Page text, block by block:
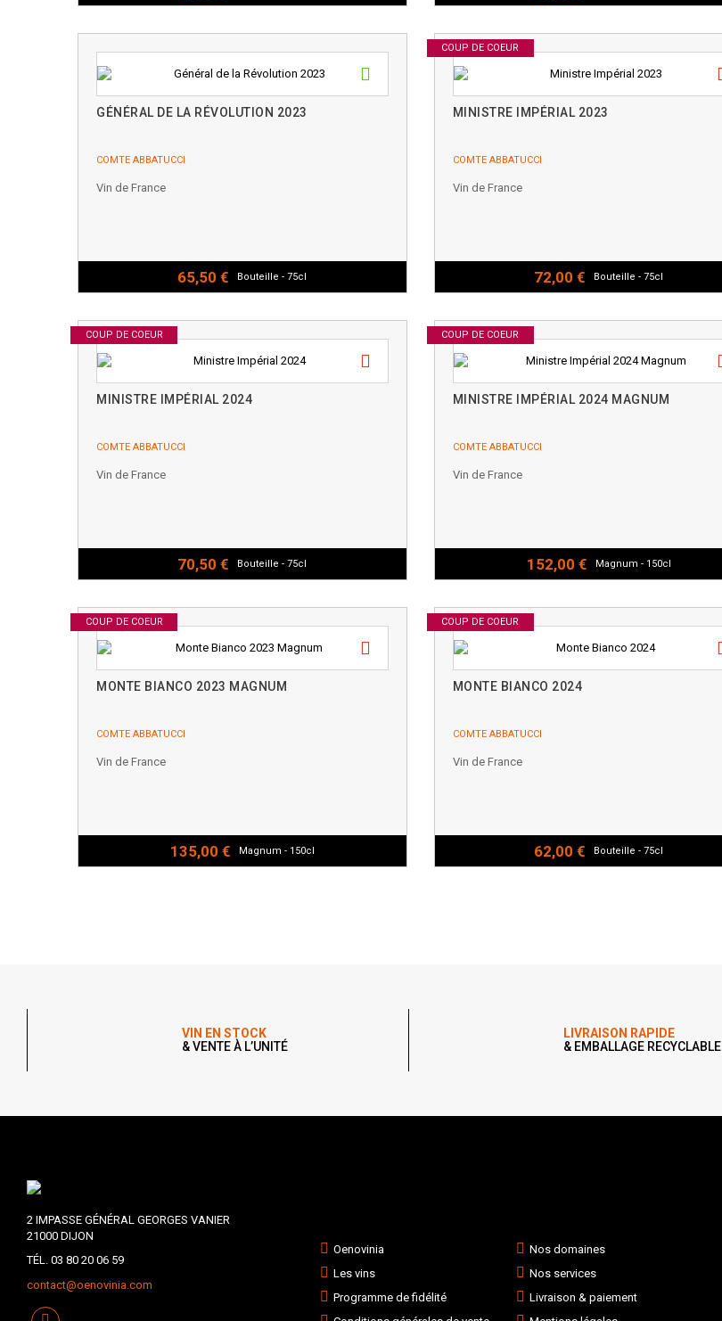
GÉNÉRAL DE LA RÉVOLUTION 2023
COMTE ABBATUCCI
Vin de France
65,50 € Bouteille - 75cl
COUP DE COEUR
MINISTRE IMPÉRIAL 2023
COMTE ABBATUCCI
Vin de France
72,00 € Bouteille - 75cl
COUP DE COEUR
MINISTRE IMPÉRIAL 2024
COMTE ABBATUCCI
Vin de France
70,50 € Bouteille - 75cl
COUP DE COEUR
MINISTRE IMPÉRIAL 2024 MAGNUM
COMTE ABBATUCCI
Vin de France
152,00 € Magnum - 150cl
COUP DE COEUR
MONTE BIANCO 2023 MAGNUM
COMTE ABBATUCCI
Vin de France
135,00 € Magnum - 150cl
COUP DE COEUR
MONTE BIANCO 2024
COMTE ABBATUCCI
Vin de France
62,00 € Bouteille - 75cl
VIN EN STOCK
& VENTE À L’UNITÉ
LIVRAISON RAPIDE
& EMBALLAGE RECYCLABLE
2 IMPASSE GÉNÉRAL GEORGES VANIER
21000 DIJON
TÉL. 03 80 20 06 59
contact@oenovinia.com
Oenovinia
Nos domaines
Les vins
Nos services
Programme de fidélité
Livraison & paiement